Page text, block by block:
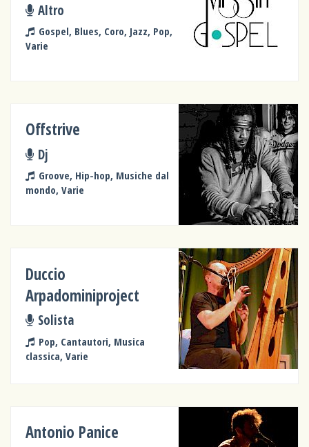
Altro
Gospel, Blues, Coro, Jazz, Pop,
Varie
Offstrive
Dj
Groove, Hip-hop, Musiche dal
mondo, Varie
Duccio
Arpadominiproject
Solista
Pop, Cantautori, Musica
classica, Varie
Antonio Panice